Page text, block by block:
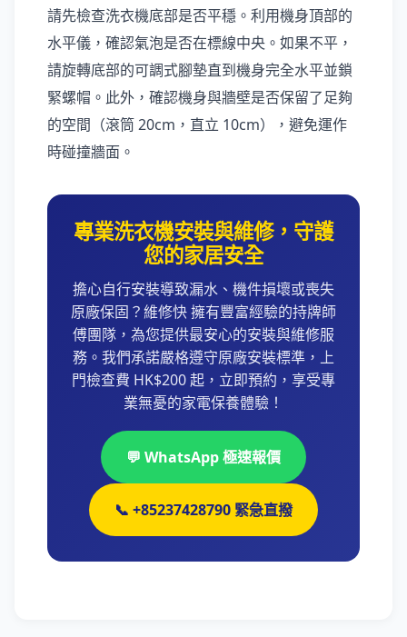
請先檢查洗衣機底部是否平穩。利用機身頂部的
水平儀，確認氣泡是否在標線中央。如果不平，
請旋轉底部的可調式腳墊直到機身完全水平並鎖
緊螺帽。此外，確認機身與牆壁是否保留了足夠
的空間（滾筒 20cm，直立 10cm），避免運作
時碰撞牆面。
專業洗衣機安裝與維修，守護
您的家居安全
擔心自行安裝導致漏水、機件損壞或喪失
原廠保固？維修快 擁有豐富經驗的持牌師
傅團隊，為您提供最安心的安裝與維修服
務。我們承諾嚴格遵守原廠安裝標準，上
門檢查費 HK$200 起，立即預約，享受專
業無憂的家電保養體驗！
💬 WhatsApp 極速報價
📞 +85237428790 緊急直撥